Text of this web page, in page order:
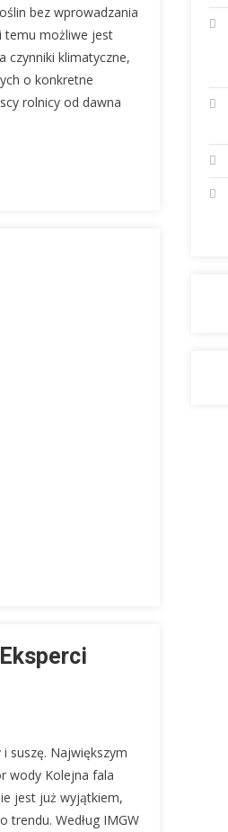
bez wprowadzania
temu możliwe jest
czynniki klimatyczne,
o konkretne
rolnicy od dawna
suszę. Największym
wody Kolejna fala
jest już wyjątkiem,
trendu. Według IMGW